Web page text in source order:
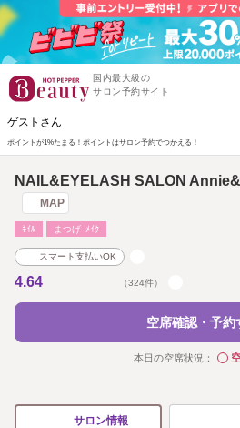
国内最大級の
サロン予約サイト
ゲストさん
ポイントが1%たまる！ ポイントはサロン予約でつかえる！
NAIL&EYELASH SALON
MAP
ﾈｲﾙ まつげ･ﾒｲｸ
スマート支払いOK
4.64 （324件）
空席確認・予約
本日の空席状況： ◯
サロン情報